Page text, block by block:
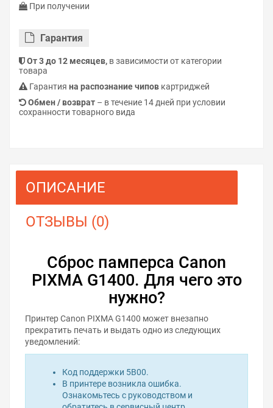
При получении
Гарантия
От 3 до 12 месяцев, в зависимости от категории
товара
Гарантия на распознание чипов картриджей
Обмен / возврат – в течение 14 дней при условии
сохранности товарного вида
ОПИСАНИЕ
ОТЗЫВЫ (0)
Сброс памперса Canon
PIXMA G1400. Для чего это
нужно?
Принтер Canon PIXMA G1400 может внезапно
прекратить печать и выдать одно из следующих
уведомлений:
Код поддержки 5B00.
В принтере возникла ошибка.
Ознакомьтесь с руководством и